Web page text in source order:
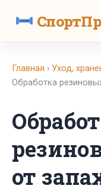
Главная › Уход,
Обработка
от